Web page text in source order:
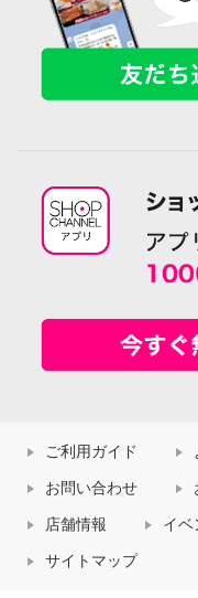
ご利用ガイド
お問い合わせ
店舗情報 イベ
サイトマップ